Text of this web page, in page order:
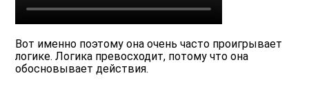
Вот именно поэтому она очень часто проигрывает
логике. Логика превосходит, потому что она
обосновывает действия.